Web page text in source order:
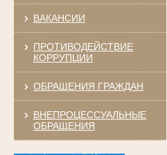
ВАКАНСИИ
ПРОТИВОДЕЙСТВИЕ
КОРРУПЦИИ
ОБРАЩЕНИЯ ГРАЖДАН
ВНЕПРОЦЕССУАЛЬНЫЕ
ОБРАЩЕНИЯ